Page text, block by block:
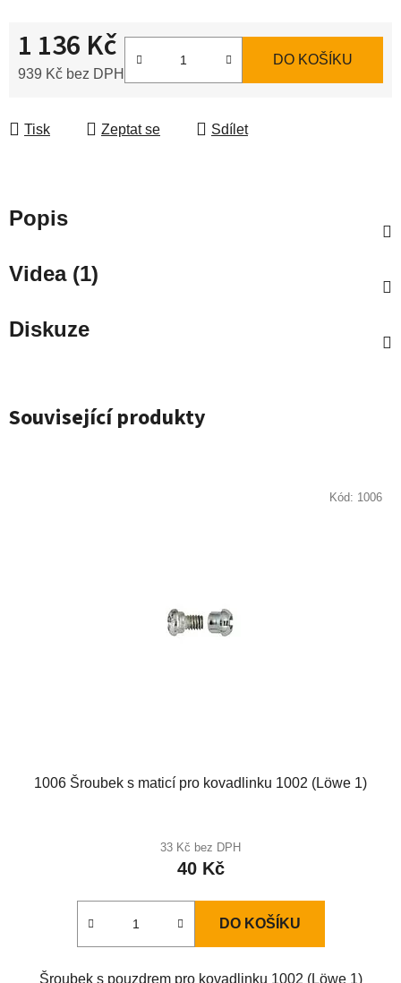
1 136 Kč
939 Kč bez DPH
DO KOŠÍKU
Tisk Zeptat se Sdílet
Popis
Videa (1)
Diskuze
Související produkty
1006 Šroubek s maticí pro kovadlinku 1002 (Löwe 1)
33 Kč bez DPH
40 Kč
DO KOŠÍKU
Šroubek s pouzdrem pro kovadlinku 1002 (Löwe 1)
Kód: 1006